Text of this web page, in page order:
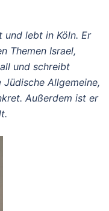
und lebt in Köln. Er
Themen Israel,
und schreibt
Allgemeine,
Außerdem ist er